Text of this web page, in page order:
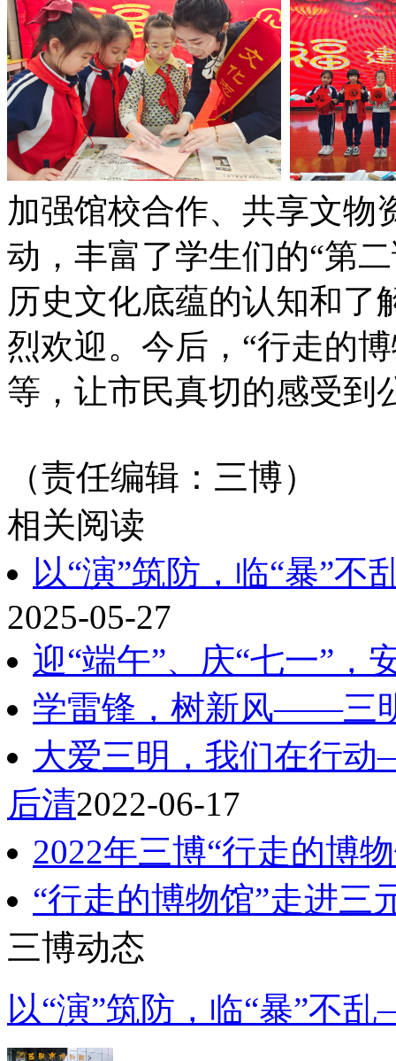
加强馆校合作、共享文物
动，丰富了学生们的“第
历史文化底蕴的认知和了
烈欢迎。今后，“行走的
等，让市民真切的感受到
（责任编辑：三博）
相关阅读
以“演”筑防，临“暴”
2025-05-27
迎“端午”、庆“七一”，
学雷锋，树新风——三
大爱三明，我们在行
后清2022-06-17
2022年三博“行走的博
“行走的博物馆”走进三
三博动态
以“演”筑防，临“暴”不